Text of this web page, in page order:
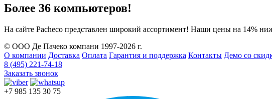
Более 36 компьютеров!
На сайте Pacheco представлен широкий ассортимент! Наши цены на 14%
© ООО Де Пачеко компани 1997-2026 г.
О компании Доставка Оплата Гарантия и поддержка Контакты Демо со
8 (495) 221-74-18
Заказать звонок
+7 985 135 30 75